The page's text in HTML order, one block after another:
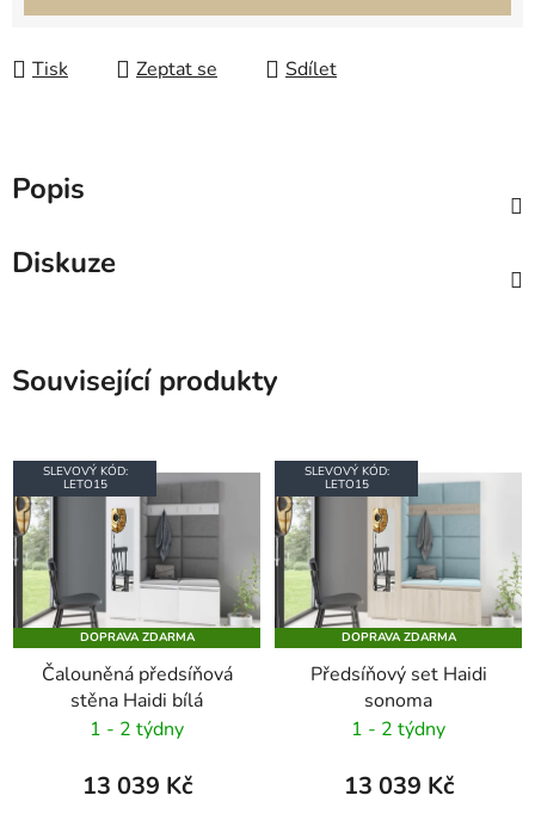
Tisk Zeptat se Sdílet
Popis
Diskuze
Související produkty
SLEVOVÝ KÓD:
LETO15
DOPRAVA ZDARMA
Čalouněná předsíňová
stěna Haidi bílá
1 - 2 týdny
13 039 Kč
SLEVOVÝ KÓD:
LETO15
DOPRAVA ZDARMA
Předsíňový set Haidi
sonoma
1 - 2 týdny
13 039 Kč